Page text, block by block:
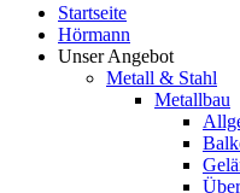
Startseite
Hörmann
Unser Angebot
Metall & Stahl
Metallbau